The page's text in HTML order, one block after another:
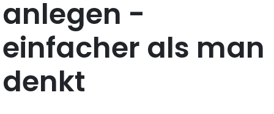
anlegen -
einfacher als man
denkt